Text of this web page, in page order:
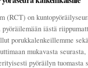
(RCT) on
pyöräilemään iästä
porukkalenkeillemme sekä
mukavasta seurasta,
pyöräilyn tuomasta